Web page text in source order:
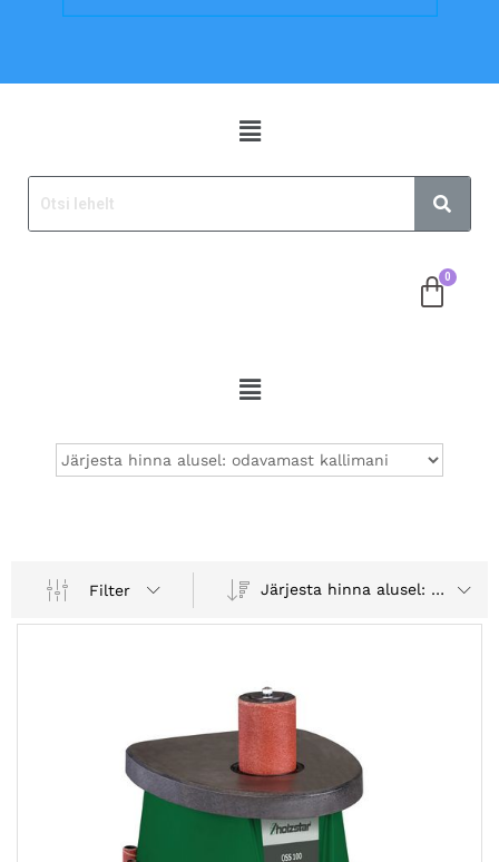
Filter Järjesta hinna alusel: odavamast kallimani